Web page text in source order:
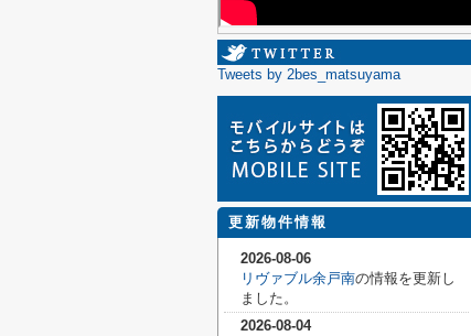
Tweets by 2bes_matsuyama
更新物件情報
2026-08-06
リヴァブル余戸南の情報を更新し
ました。
2026-08-04